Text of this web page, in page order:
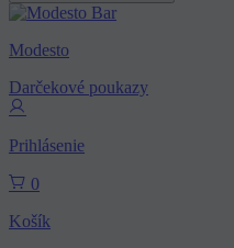
Modesto
Darčekové poukazy
Prihlásenie
0
Košík